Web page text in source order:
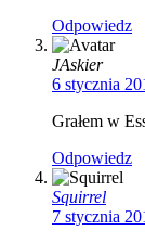
Odpowiedz
JAskier
6 stycznia
Grałem w
Odpowiedz
Squirrel
7 stycznia